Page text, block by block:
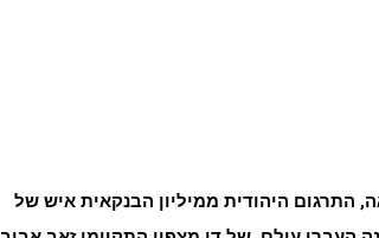
התרגום היהודית ממיליון הבנקאית איש של